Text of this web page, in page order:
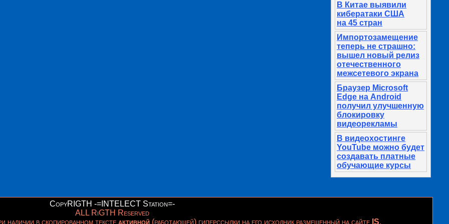
В Китае выявили
кибератаки США
на 45 стран
Импортозамещение
теперь не страшно:
вышел новый релиз
отечественного
межсетевого экрана
Браузер Microsoft
Edge на Android
получил улучшенную
блокировку
видеорекламы
В видеохостинге
YouTube можно будет
создавать платные
обучающие курсы
CopyRIGTH -=INTELECT Station=-
ALL RiGTH Reserved
наличии в скопированном тексте активной (работающей) гиперссылки на его исходник размещенный на сайте IS.